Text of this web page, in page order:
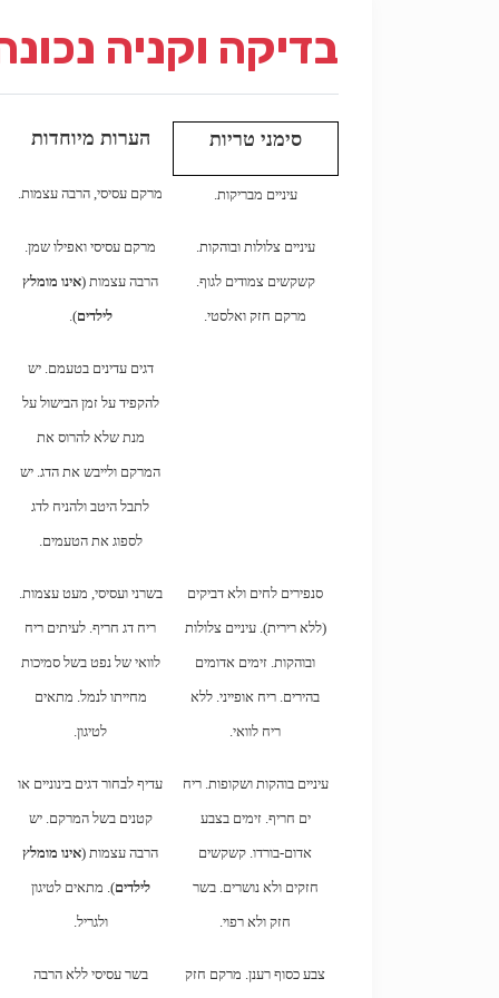
בדיקה וקניה
סימני טריות הערות מיוחדות
עיניים מבריקות. מרקם עסיסי, הרבה עצמות.
עיניים צלולות ובוהקות.
קשקשים צמודים לגוף.
מרקם חזק ואלסטי.
מרקם עסיסי ואפילו שמן.
הרבה עצמות (אינו מומלץ
לילדים).
דגים עדינים בטעמם. יש
להקפיד על זמן הבישול על
מנת שלא להרוס את
המרקם ולייבש את הדג. יש
לתבל היטב ולהניח לדג
לספוג את הטעמים.
סנפירים לחים ולא דביקים
(ללא רירית). עיניים צלולות
ובוהקות. זימים אדומים
בהירים. ריח אופייני. ללא
ריח לוואי.
בשרני ועסיסי, מעט עצמות.
ריח דג חריף. לעיתים ריח
לוואי של נפט בשל סמיכות
מחייתו לנמל. מתאים
לטיגון.
עיניים בוהקות ושקופות. ריח
ים חריף. זימים בצבע
אדום-בורדו. קשקשים
חזקים ולא נושרים. בשר
חזק ולא רפוי.
עדיף לבחור דגים בינוניים או
קטנים בשל המרקם. יש
הרבה עצמות (אינו מומלץ
לילדים). מתאים לטיגון
ולגריל.
צבע כסוף רענן. מרקם חזק בשר עסיסי ללא הרבה